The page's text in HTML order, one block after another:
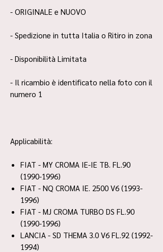
- ORIGINALE e NUOVO
- Spedizione in tutta Italia o Ritiro in zona
- Disponibilità Limitata
- Il ricambio è identificato nella foto con il
numero 1
Applicabilità:
FIAT - MY CROMA IE-IE TB. FL.90
(1990-1996)
FIAT - NQ CROMA IE. 2500 V6 (1993-
1996)
FIAT - MJ CROMA TURBO DS FL.90
(1990-1996)
LANCIA - SD THEMA 3.0 V6 FL.92 (1992-
1994)